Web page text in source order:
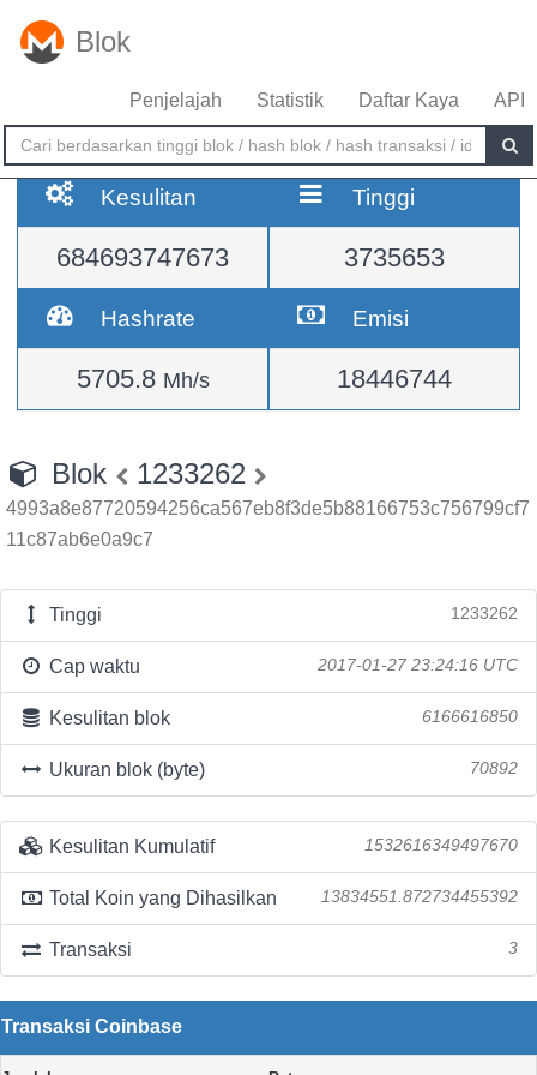
Blok
Penjelajah Statistik Daftar Kaya API
Kesulitan
684693747673
Tinggi
3735653
Hashrate
5705.8 Mh/s
Emisi
18446744
Blok 1233262
4993a8e87720594256ca567eb8f3de5b88166753c756799cf7
11c87ab6e0a9c7
Tinggi 1233262
Cap waktu 2017-01-27 23:24:16 UTC
Kesulitan blok 6166616850
Ukuran blok (byte) 70892
Kesulitan Kumulatif 1532616349497670
Total Koin yang Dihasilkan 13834551.872734455392
Transaksi 3
Transaksi Coinbase